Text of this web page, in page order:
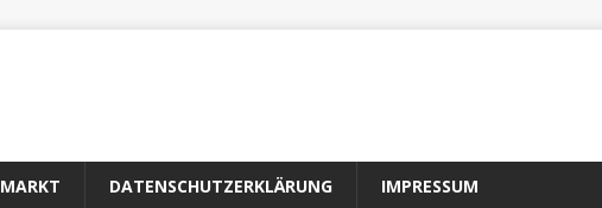
MARKT DATENSCHUTZERKLÄRUNG IMPRESSUM